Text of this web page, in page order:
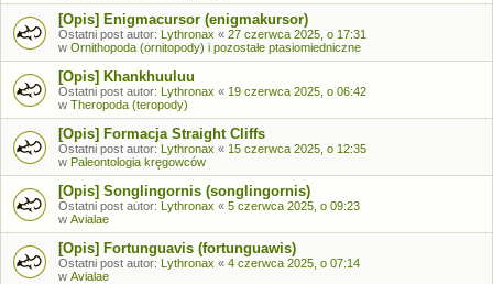
[Opis] Enigmacursor (enigmakursor)
Ostatni post autor: Lythronax « 27 czerwca 2025, o 17:31
w Ornithopoda (ornitopody) i pozostałe ptasiomiedniczne
[Opis] Khankhuuluu
Ostatni post autor: Lythronax « 19 czerwca 2025, o 06:42
w Theropoda (teropody)
[Opis] Formacja Straight Cliffs
Ostatni post autor: Lythronax « 15 czerwca 2025, o 12:35
w Paleontologia kręgowców
[Opis] Songlingornis (songlingornis)
Ostatni post autor: Lythronax « 5 czerwca 2025, o 09:23
w Avialae
[Opis] Fortunguavis (fortunguawis)
Ostatni post autor: Lythronax « 4 czerwca 2025, o 07:14
w Avialae